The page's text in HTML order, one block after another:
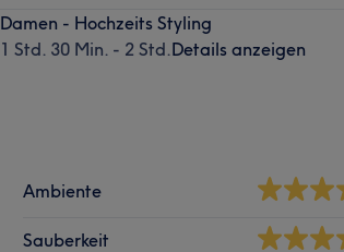
Damen - Hochzeits Styling
1 Std. 30 Min. - 2 Std.Details anzeigen
Ambiente
Sauberkeit